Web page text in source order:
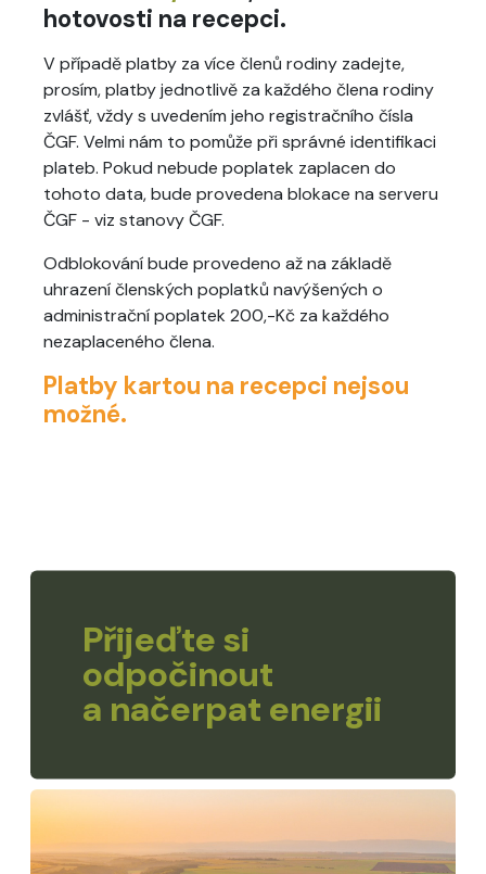
hotovosti na recepci.
V případě platby za více členů rodiny zadejte,
prosím, platby jednotlivě za každého člena rodiny
zvlášť, vždy s uvedením jeho registračního čísla
ČGF. Velmi nám to pomůže při správné identifikaci
plateb. Pokud nebude poplatek zaplacen do
tohoto data, bude provedena blokace na serveru
ČGF - viz stanovy ČGF.
Odblokování bude provedeno až na základě
uhrazení členských poplatků navýšených o
administrační poplatek 200,-Kč za každého
nezaplaceného člena.
Platby kartou na recepci nejsou
možné.
Přijeďte si
odpočinout
a načerpat energii